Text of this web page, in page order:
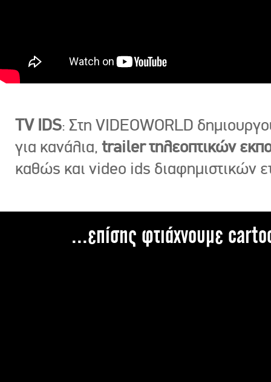
TV IDS: Στη VIDEOWORLD
για κανάλια, trailer τηλεοπτικών
καθώς και video ids διαφημιστικών
...επίσης φτιάχνουμε